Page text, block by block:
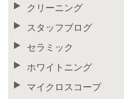
クリーニング
スタッフブログ
セラミック
ホワイトニング
マイクロスコープ